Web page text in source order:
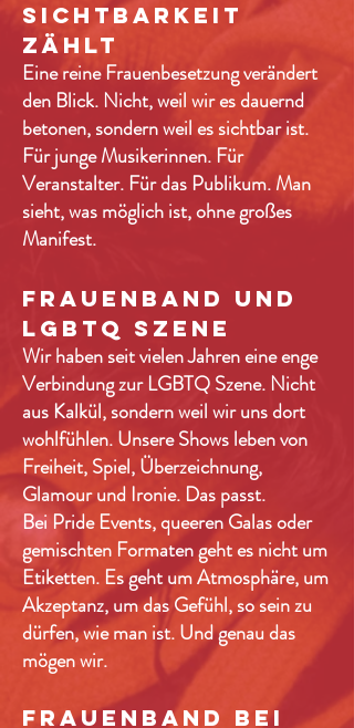
Sichtbarkeit
zählt
Eine reine Frauenbesetzung verändert
den Blick. Nicht, weil wir es dauernd
betonen, sondern weil es sichtbar ist.
Für junge Musikerinnen. Für
Veranstalter. Für das Publikum. Man
sieht, was möglich ist, ohne großes
Manifest.
Frauenband und
LGBTQ Szene
Wir haben seit vielen Jahren eine enge
Verbindung zur LGBTQ Szene. Nicht
aus Kalkül, sondern weil wir uns dort
wohlfühlen. Unsere Shows leben von
Freiheit, Spiel, Überzeichnung,
Glamour und Ironie. Das passt.
Bei Pride Events, queeren Galas oder
gemischten Formaten geht es nicht um
Etiketten. Es geht um Atmosphäre, um
Akzeptanz, um das Gefühl, so sein zu
dürfen, wie man ist. Und genau das
mögen wir.
Frauenband bei